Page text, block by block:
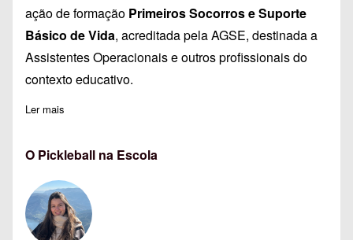
ação de formação Primeiros Socorros e Suporte
Básico de Vida, acreditada pela AGSE, destinada a
Assistentes Operacionais e outros profissionais do
contexto educativo.
Ler mais
O Pickleball na Escola